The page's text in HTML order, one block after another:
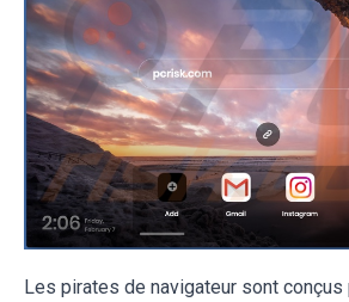
Les pirates de navigateur sont